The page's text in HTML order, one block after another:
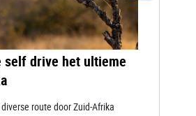
self drive het ultieme
route door Zuid-Afrika